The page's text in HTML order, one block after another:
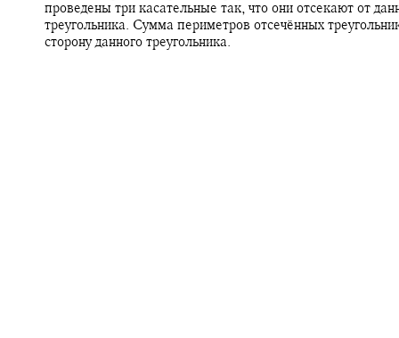
проведены три касательные так, что они отсекают от
треугольника. Сумма периметров отсечённых
сторону данного треугольника.